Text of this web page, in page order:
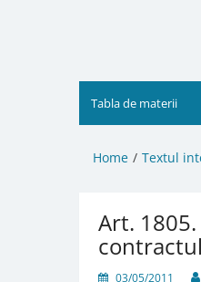
Tabla de materii
Home Textul
Art.
contractul
03/05/2011